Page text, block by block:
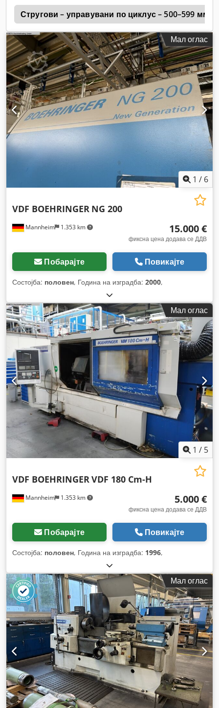
Стругови – управувани по циклус – 500–599 мм
Мал оглас
1 / 6
Mannheim 1.353 km
VDF BOEHRINGER NG 200
15.000 €
фиксна цена додава се ДДВ
Побарајте Повикајте
Состојба: половен, Година на изградба: 2000,
Мал оглас
1 / 5
Mannheim 1.353 km
VDF BOEHRINGERVDF 180 Cm-H
5.000 €
фиксна цена додава се ДДВ
Побарајте Повикајте
Состојба: половен, Година на изградба: 1996,
Мал оглас